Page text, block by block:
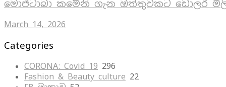
මොජ්ටාබා කමේනි ගැන ඔත්තුවකට ඩොලර්
March 14, 2026
Categories
CORONA: Covid 19 296
Fashion & Beauty culture 22